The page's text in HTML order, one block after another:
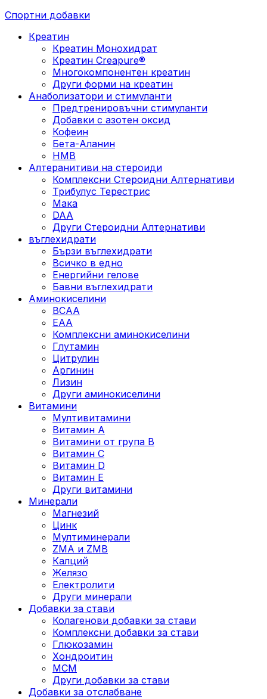
Спортни добавки
Креатин
Креатин Монохидрат
Креатин Creapure®
Многокомпонентен креатин
Други форми на креатин
Анаболизатори и стимуланти
Предтренировъчни стимуланти
Добавки с азотен оксид
Кофеин
Бета-Аланин
HMB
Алтеранитиви на стероиди
Комплексни Стероидни Алтернативи
Трибулус Терестрис
Maка
DAA
Други Стероидни Алтернативи
въглехидрати
Бързи въглехидрати
Всичко в едно
Енергийни гелове
Бавни въглехидрати
Аминокиселини
BCAA
EAA
Комплексни аминокиселини
Глутамин
Цитрулин
Аргинин
Лизин
Други аминокиселини
Витамини
Мултивитамини
Витамин А
Витамини от група B
Витамин C
Витамин D
Витамин E
Други витамини
Минерали
Магнезий
Цинк
Мултиминерали
ZMA и ZMB
Калций
Желязо
Електролити
Други минерали
Добавки за стави
Колагенови добавки за стави
Комплексни добавки за стави
Глюкозамин
Хондроитин
МСМ
Други добавки за стави
Добавки за отслабване